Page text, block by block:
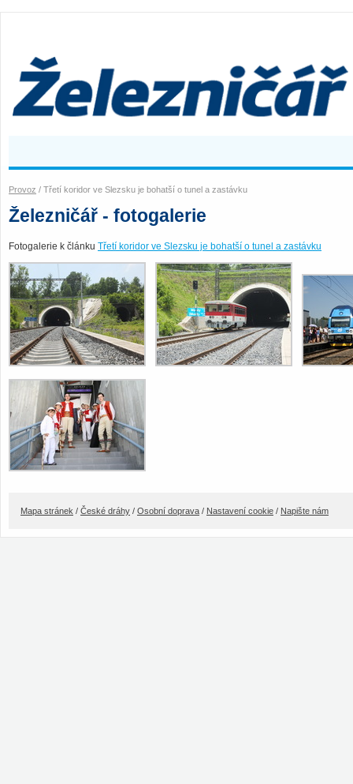
Provoz / Třetí koridor ve Slezsku je bohatší o tunel a zastávku
Železničář - fotogalerie
Fotogalerie k článku Třetí koridor ve Slezsku je bohatší o tunel a zastávku
Mapa stránek / České dráhy / Osobní doprava / Nastavení cookie / Napište nám